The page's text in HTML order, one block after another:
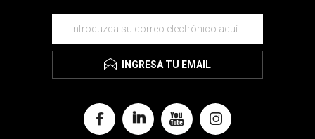
INGRESA TU EMAIL